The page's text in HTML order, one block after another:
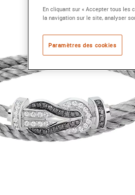
En cliquant sur « Accepter tous les
la navigation sur le site, analyser
Paramètres des cookies